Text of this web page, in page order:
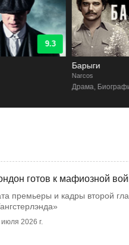
9.3
Барыги
Narcos
Драма,
готов к мафиозной
премьеры и кадры второй
июля 2026 г.